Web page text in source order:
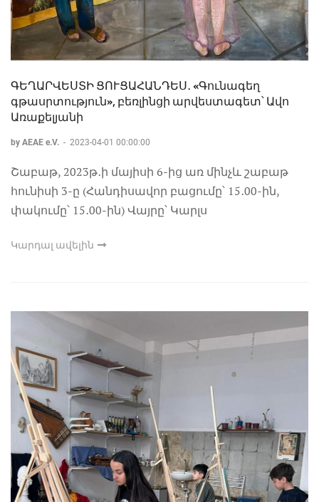
ԳԵՂԱՐՎԵՍՏԻ ՑՈՒՑԱՀԱՆԴԵՍ․ «Գունագեղ
գթասրտություն», բեռլինցի արվեստագետ՝ Ավո
Առաքելյանի
by AEAE e.V. - 2023-04-01 00:00:00
Շաբաթ, 2023թ․ի մայիսի 6-ից առ մինչև շաբաթ
հունիսի 3-ը (Հանդիսավոր բացումը՝ 15․00-ին,
փակումը՝ 15․00-ին) Վայրը՝ Կարլս
Կարդալ ավելին